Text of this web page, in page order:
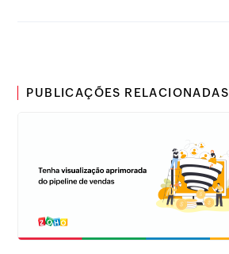
PUBLICAÇÕES RELACIONADAS